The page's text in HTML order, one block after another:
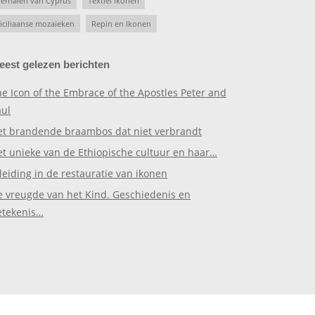
mozaïeken Repin en Ikonen
gelezen berichten
Icon of the Embrace of the Apostles Peter and
brandende braambos dat niet verbrandt
unieke van de Ethiopische cultuur en haar…
in de restauratie van ikonen
vreugde van het Kind. Geschiedenis en